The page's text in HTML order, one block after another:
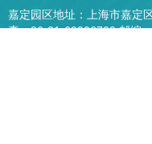
嘉定园区地址：上海市嘉定
真：86-21-69906700 邮编